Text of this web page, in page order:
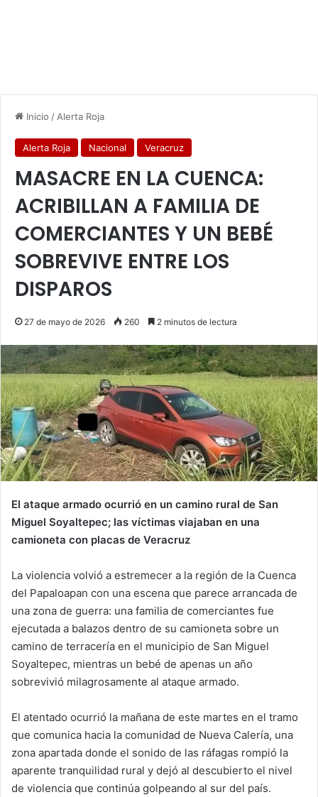
Inicio / Alerta Roja
Alerta Roja Nacional Veracruz
MASACRE EN LA CUENCA:
ACRIBILLAN A FAMILIA DE
COMERCIANTES Y UN BEBÉ
SOBREVIVE ENTRE LOS
DISPAROS
27 de mayo de 2026 260 2 minutos de lectura
El ataque armado ocurrió en un camino rural de San
Miguel Soyaltepec; las víctimas viajaban en una
camioneta con placas de Veracruz
La violencia volvió a estremecer a la región de la Cuenca
del Papaloapan con una escena que parece arrancada de
una zona de guerra: una familia de comerciantes fue
ejecutada a balazos dentro de su camioneta sobre un
camino de terracería en el municipio de San Miguel
Soyaltepec, mientras un bebé de apenas un año
sobrevivió milagrosamente al ataque armado.
El atentado ocurrió la mañana de este martes en el tramo
que comunica hacia la comunidad de Nueva Calería, una
zona apartada donde el sonido de las ráfagas rompió la
aparente tranquilidad rural y dejó al descubierto el nivel
de violencia que continúa golpeando al sur del país.